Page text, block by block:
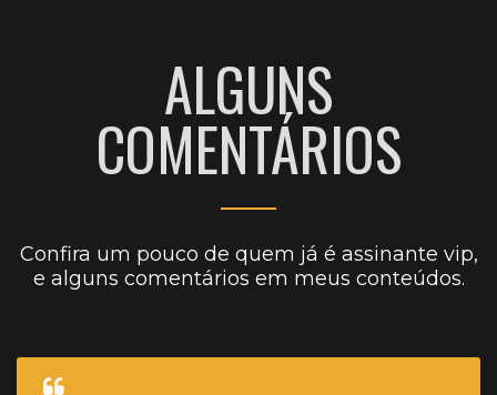
ALGUNS
COMENTÁRIOS
Confira um pouco de quem já é assinante vip,
e alguns comentários em meus conteúdos.